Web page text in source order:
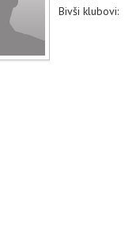
Bivši klubovi: